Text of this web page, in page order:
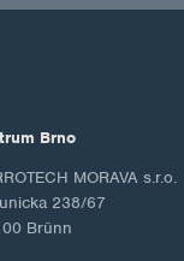
Brno
MORAVA s.r.o.
238/67
Brünn